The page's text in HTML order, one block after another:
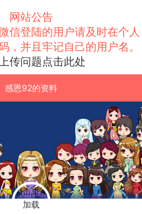
网站公告
信登陆的用户请及时在个人
，并且牢记自己的用户名。
传问题点击此处
感恩92的资料
点击重新
加载